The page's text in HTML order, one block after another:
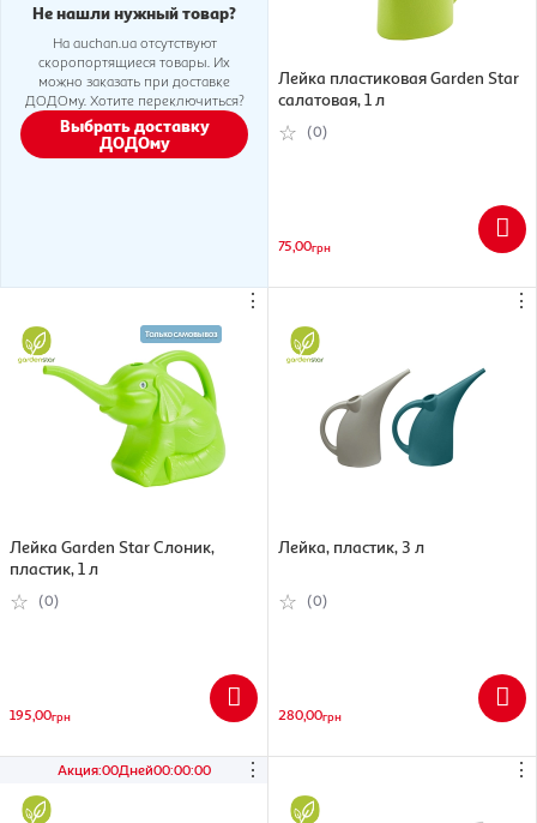
Не нашли нужный товар?
На auchan.ua отсутствуют
скоропортящиеся товары. Их
можно заказать при доставке
ДОДОму. Хотите переключиться?
Выбрать доставку
ДОДОму
Лейка пластиковая Garden Star
салатовая, 1 л
(0)
75,00грн
⋮
Лейка Garden Star Слоник,
пластик, 1 л
(0)
195,00грн
⋮
Лейка, пластик, 3 л
(0)
280,00грн
Акция:00Дней00:00:00 ⋮ ⋮